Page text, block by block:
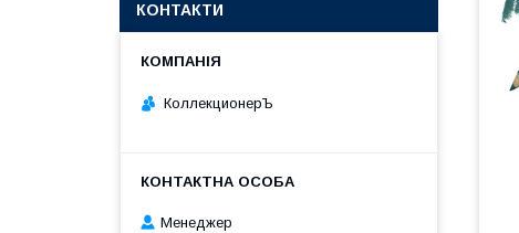
КОНТАКТИ
КоллекционерЪ
Менеджер